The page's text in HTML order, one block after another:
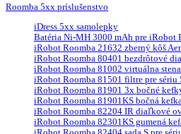
Roomba 5xx príslušenstvo
iDress 5xx samolepky
Batéria Ni-MH 3000 mAh pre iRobot
iRobot Roomba 21632 zberný kôš
iRobot Roomba 80401 bezdrôtové
iRobot Roomba 81002 virtuálna
iRobot Roomba 81501 filtre pre sériu
iRobot Roomba 81901 3x bočné
iRobot Roomba 81901KS bočná
iRobot Roomba 82204 IR diaľkové
iRobot Roomba 82301KS gumená